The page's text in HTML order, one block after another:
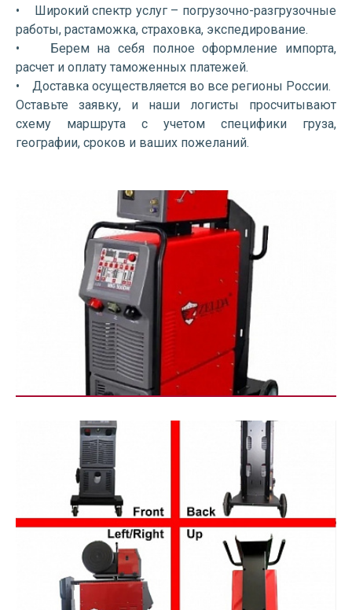
• Широкий спектр услуг – погрузочно-разгрузочные
работы, растаможка, страховка, экспедирование.
• Берем на себя полное оформление импорта,
расчет и оплату таможенных платежей.
• Доставка осуществляется во все регионы России.
Оставьте заявку, и наши логисты просчитывают
схему маршрута с учетом специфики груза,
географии, сроков и ваших пожеланий.